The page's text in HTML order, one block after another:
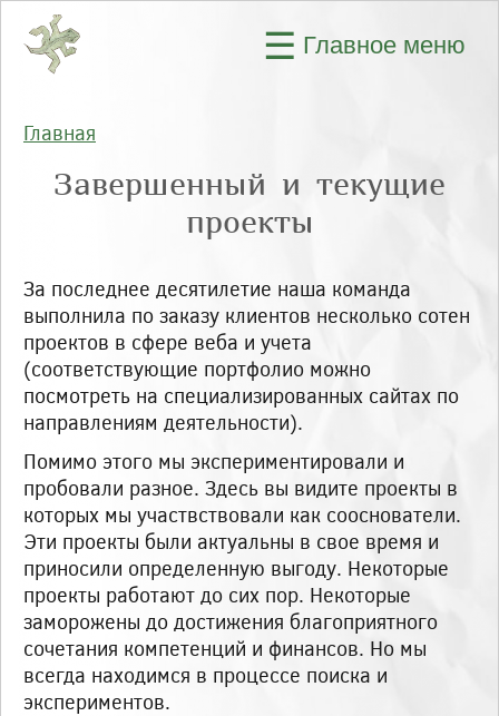
Перейти к основному содержанию
☰ Главное меню
Вы здесь
Главная
Завершенный и текущие
проекты
За последнее десятилетие наша команда
выполнила по заказу клиентов несколько сотен
проектов в сфере веба и учета
(соответствующие портфолио можно
посмотреть на специализированных сайтах по
направлениям деятельности).
Помимо этого мы экспериментировали и
пробовали разное. Здесь вы видите проекты в
которых мы участвствовали как сооснователи.
Эти проекты были актуальны в свое время и
приносили определенную выгоду. Некоторые
проекты работают до сих пор. Некоторые
заморожены до достижения благоприятного
сочетания компетенций и финансов. Но мы
всегда находимся в процессе поиска и
экспериментов.